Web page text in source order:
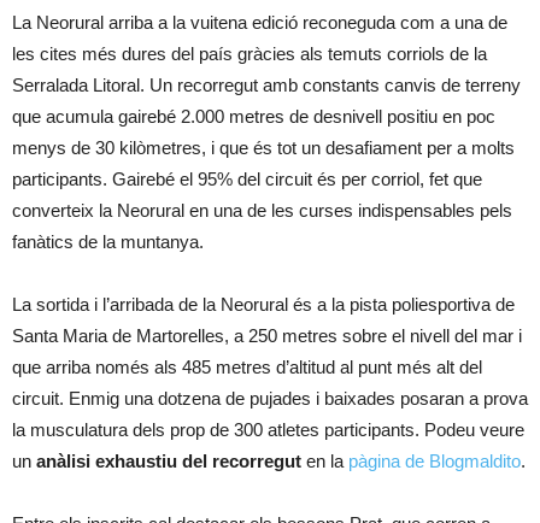
La Neorural arriba a la vuitena edició reconeguda com a una de
les cites més dures del país gràcies als temuts corriols de la
Serralada Litoral. Un recorregut amb constants canvis de terreny
que acumula gairebé 2.000 metres de desnivell positiu en poc
menys de 30 kilòmetres, i que és tot un desafiament per a molts
participants. Gairebé el 95% del circuit és per corriol, fet que
converteix la Neorural en una de les curses indispensables pels
fanàtics de la muntanya.
La sortida i l’arribada de la Neorural és a la pista poliesportiva de
Santa Maria de Martorelles, a 250 metres sobre el nivell del mar i
que arriba només als 485 metres d’altitud al punt més alt del
circuit. Enmig una dotzena de pujades i baixades posaran a prova
la musculatura dels prop de 300 atletes participants. Podeu veure
un anàlisi exhaustiu del recorregut en la pàgina de Blogmaldito.